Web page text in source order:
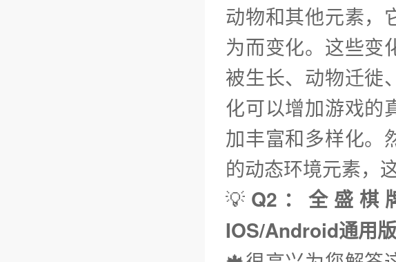
动物和其他元素，
为而变化。这些变
被生长、动物迁徙
化可以增加游戏的
加丰富和多样化。
的动态环境元素，
💡 Q2：全盛棋
IOS/Android通用